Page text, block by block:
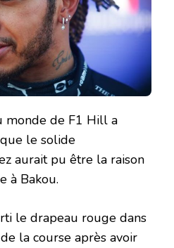
monde de F1 Hill a
le solide
aurait pu être la raison
à Bakou.
le drapeau rouge dans
la course après avoir